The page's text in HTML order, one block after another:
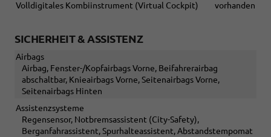
Volldigitales Kombiinstrument (Virtual Cockpit)
vorhanden
SICHERHEIT & ASSISTENZ
Airbags
Airbag, Fenster-/Kopfairbags Vorne, Beifahrerairbag
abschaltbar, Knieairbags Vorne, Seitenairbags Vorne,
Seitenairbags Hinten
Assistenzsysteme
Regensensor, Notbremsassistent (City-Safety),
Berganfahrassistent, Spurhalteassistent, Abstandstempomat